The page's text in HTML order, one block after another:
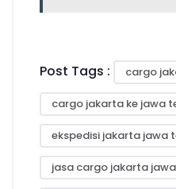
Post Tags : cargo
cargo jakarta ke jawa
ekspedisi jakarta jawa
jasa cargo jakarta